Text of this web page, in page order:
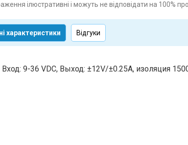
ілюстративні і можуть не відповідати на 100%
характеристики Відгуки
Вход: 9-36 VDC, Выход: ±12V/±0.25А, изоляция